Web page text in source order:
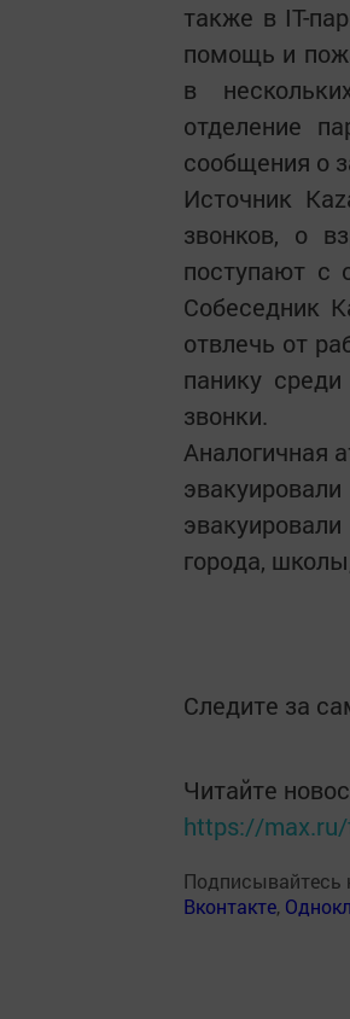
также в IT-
помощь и
в
отделение
сообщения о
Источник
звонков, о
поступают с
Собеседник
отвлечь от
панику
звонки.
Аналогичная
города,
Следите за
Читайте
https://
Подписывайтесь
Вконтакте,